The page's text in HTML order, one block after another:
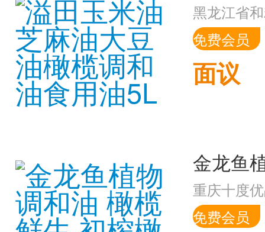
黑龙江省
免费会员
面议
重庆十度
免费会员